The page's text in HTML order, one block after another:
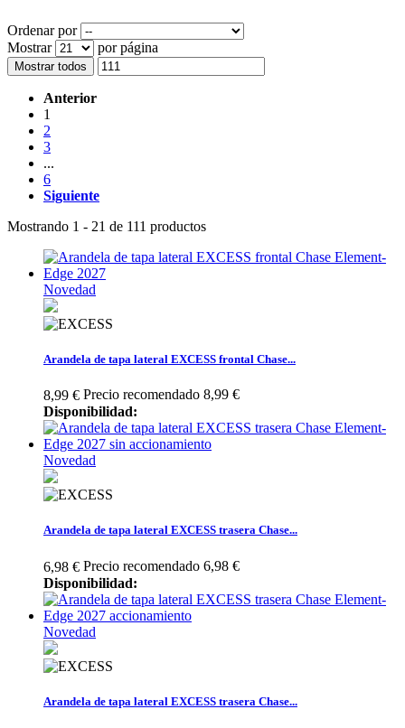
Ordenar por
Mostrar
por página
Mostrar todos
Anterior
1
2
3
...
6
Siguiente
Mostrando 1 - 21 de 111 productos
Novedad
Arandela de tapa lateral EXCESS frontal Chase...
8,99 € Precio recomendado 8,99 €
Disponibilidad:
Novedad
Arandela de tapa lateral EXCESS trasera Chase...
6,98 € Precio recomendado 6,98 €
Disponibilidad:
Novedad
Arandela de tapa lateral EXCESS trasera Chase...